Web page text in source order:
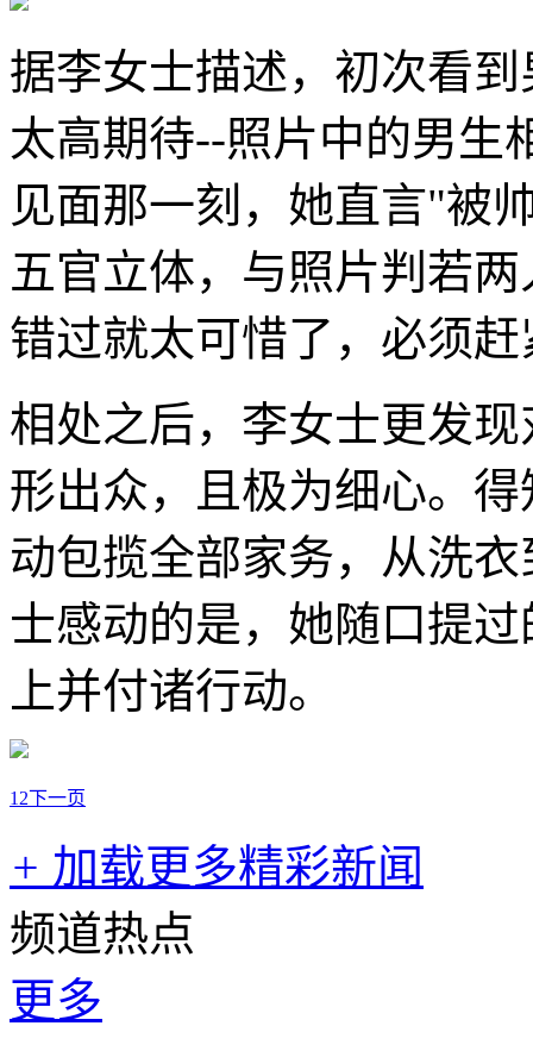
据李女士描述，初次看
太高期待--照片中的男生
见面那一刻，她直言"被
五官立体，与照片判若
错过就太可惜了，必须
相处之后，李女士更发
形出众，且极为细心。
动包揽全部家务，从洗
士感动的是，她随口提
上并付诸行动。
1 2下一页
+ 加载更多精彩新闻
频道热点
更多